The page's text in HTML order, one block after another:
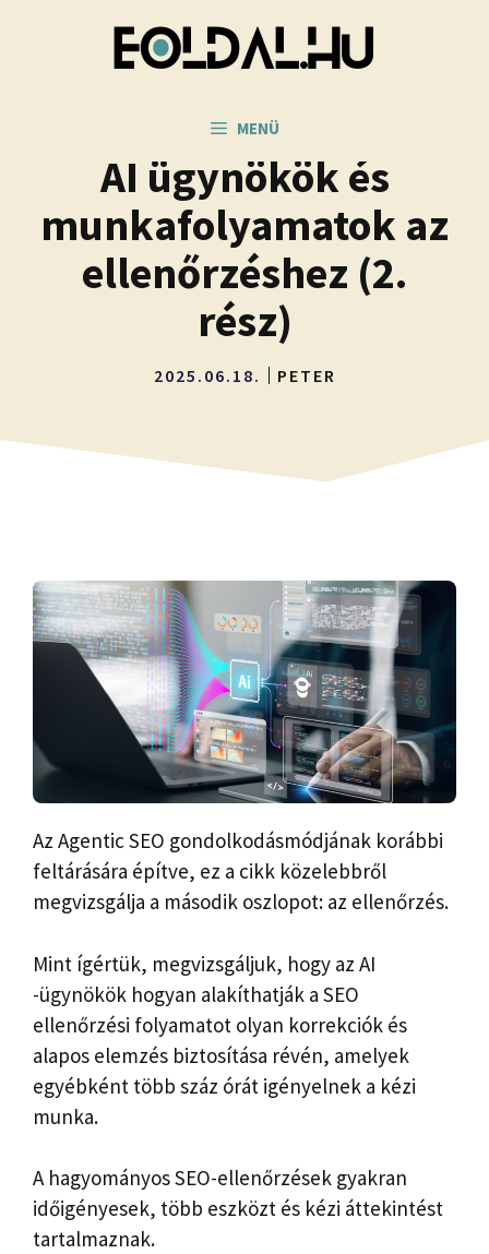
MENÜ
AI ügynökök és
munkafolyamatok az
ellenőrzéshez (2.
rész)
2025.06.18. PETER
Az Agentic SEO gondolkodásmódjának korábbi
feltárására építve, ez a cikk közelebbről
megvizsgálja a második oszlopot: az ellenőrzés.
Mint ígértük, megvizsgáljuk, hogy az AI
-ügynökök hogyan alakíthatják a SEO
ellenőrzési folyamatot olyan korrekciók és
alapos elemzés biztosítása révén, amelyek
egyébként több száz órát igényelnek a kézi
munka.
A hagyományos SEO-ellenőrzések gyakran
időigényesek, több eszközt és kézi áttekintést
tartalmaznak.